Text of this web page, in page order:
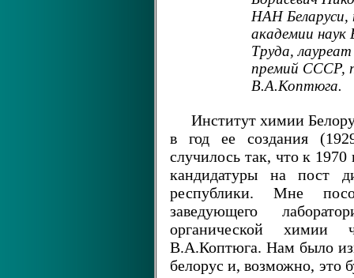
НАН Беларуси,
академии наук
Труда,
премий СССР,
В.А.Коптюга.
Институт химии
в год ее создания
случилось так, что к 1970
кандидатуры на пост
республики. Мне
заведующего
органической химии
В.А.Коптюга. Нам было
белорус и, возможно, это